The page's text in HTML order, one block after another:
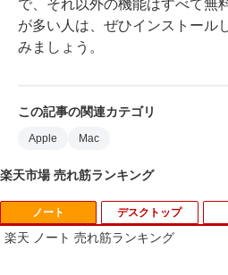
で、それ以外の機能はすべて無
が多い人は、ぜひインストール
みましょう。
この記事の関連カテゴリ
Apple Mac
楽天市場 売れ筋ランキング
ノート
楽天 ノート 売れ筋ランキング
デスクトップ